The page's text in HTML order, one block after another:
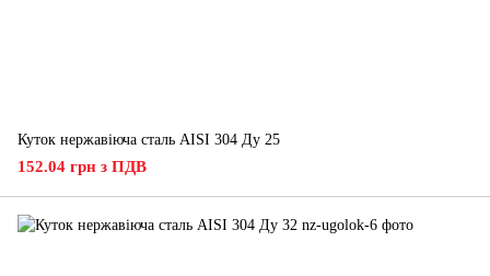
Куток нержавіюча сталь AISI 304 Ду 25
152.04 грн з ПДВ